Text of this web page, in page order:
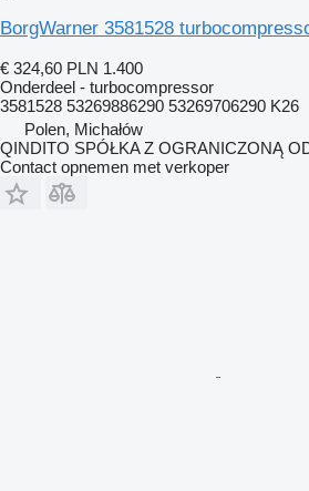
BorgWarner 3581528
€ 324,60 PLN 1.400
Onderdeel - turbocompressor
3581528 53269886290 53269706290 K26
Polen, Michałów
QINDITO SPÓŁKA Z OGRANICZONĄ
Contact opnemen met verkoper